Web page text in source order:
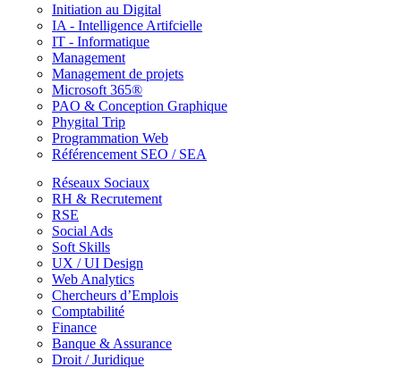
Initiation au Digital
IA - Intelligence Artifcielle
IT - Informatique
Management
Management de projets
Microsoft 365®
PAO & Conception Graphique
Phygital Trip
Programmation Web
Référencement SEO / SEA
Réseaux Sociaux
RH & Recrutement
RSE
Social Ads
Soft Skills
UX / UI Design
Web Analytics
Chercheurs d’Emplois
Comptabilité
Finance
Banque & Assurance
Droit / Juridique